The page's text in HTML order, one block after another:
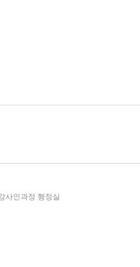
사인과정 행정실